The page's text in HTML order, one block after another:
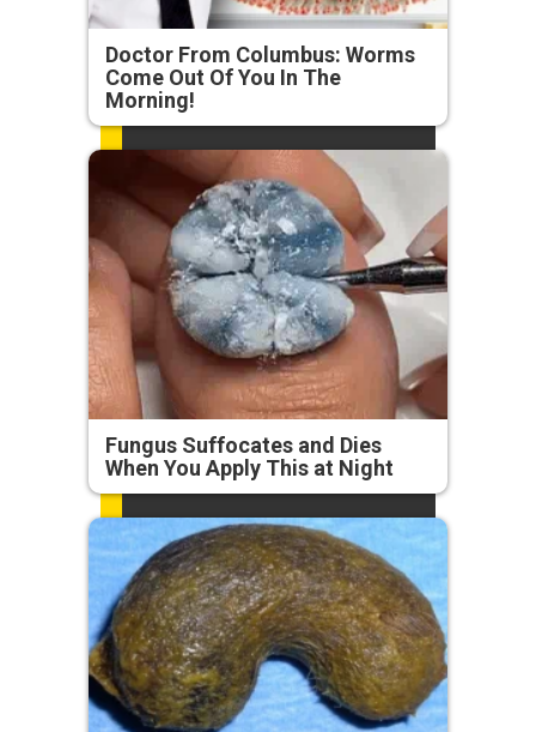
Doctor From Columbus: Worms
Come Out Of You In The
Morning!
Fungus Suffocates and Dies
When You Apply This at Night